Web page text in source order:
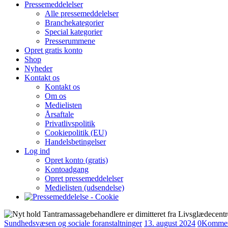
Pressemeddelelser
Alle pressemeddelelser
Branchekategorier
Special kategorier
Presserummene
Opret gratis konto
Shop
Nyheder
Kontakt os
Kontakt os
Om os
Medielisten
Årsaftale
Privatlivspolitik
Cookiepolitik (EU)
Handelsbetingelser
Log ind
Opret konto (gratis)
Kontoadgang
Opret pressemeddelelser
Medielisten (udsendelse)
Sundhedsvæsen og sociale foranstaltninger 13. august 2024 0